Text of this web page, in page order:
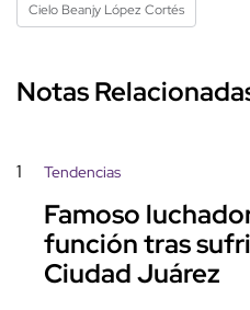
Cielo Beanjy López Cortés
Notas
1 Tendencias
Famoso
función tras
Ciudad Juárez